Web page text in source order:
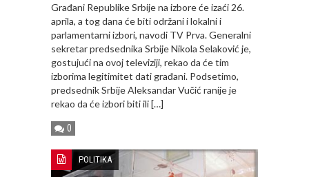
Građani Republike Srbije na izbore će izaći 26.
aprila, a tog dana će biti održani i lokalni i
parlamentarni izbori, navodi TV Prva. Generalni
sekretar predsednika Srbije Nikola Selaković je,
gostujući na ovoj televiziji, rekao da će tim
izborima legitimitet dati građani. Podsetimo,
predsednik Srbije Aleksandar Vučić ranije je
rekao da će izbori biti ili […]
0
POLITIKA